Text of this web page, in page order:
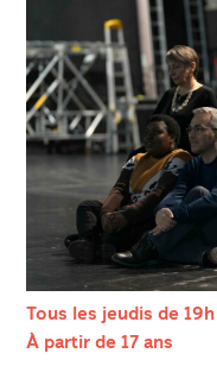
Tous les jeudis de
À partir de 17 ans